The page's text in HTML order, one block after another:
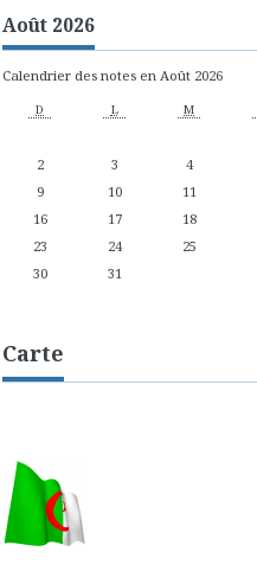
Août 2026
Calendrier des notes en Août 2026
D L M
2
3 4
9
10 11
16
17 18
23
24 25
30
31
Carte